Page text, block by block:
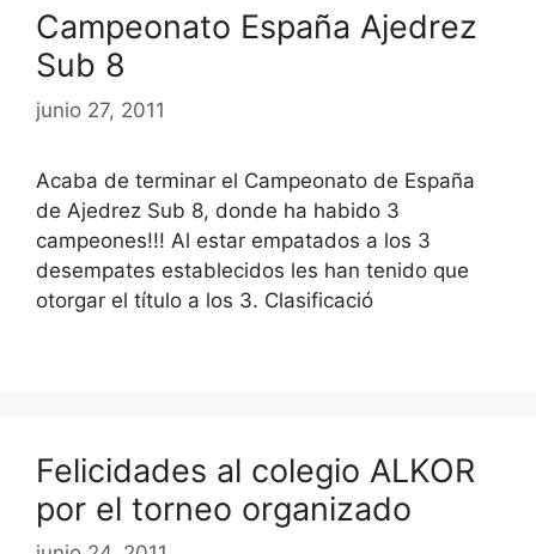
Campeonato España Ajedrez
Sub 8
junio 27, 2011
Acaba de terminar el Campeonato de España
de Ajedrez Sub 8, donde ha habido 3
campeones!!! Al estar empatados a los 3
desempates establecidos les han tenido que
otorgar el título a los 3. Clasificació
Felicidades al colegio ALKOR
por el torneo organizado